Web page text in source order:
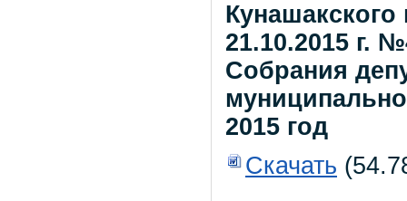
21.10.2015 г.
Собрания
2015 год
Скачать